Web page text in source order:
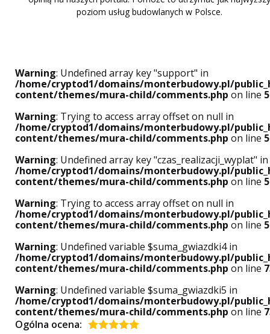
poziom usług budowlanych w Polsce.
Warning: Undefined array key "support" in
/home/cryptod1/domains/monterbudowy.pl/
content/themes/mura-child/comments.php on line
Warning: Trying to access array offset on null in
/home/cryptod1/domains/monterbudowy.pl/
content/themes/mura-child/comments.php on line
Warning: Undefined array key "czas_realizacji_wyplat" in
/home/cryptod1/domains/monterbudowy.pl/
content/themes/mura-child/comments.php on line
Warning: Trying to access array offset on null in
/home/cryptod1/domains/monterbudowy.pl/
content/themes/mura-child/comments.php on line
Warning: Undefined variable $suma_gwiazdki4 in
/home/cryptod1/domains/monterbudowy.pl/
content/themes/mura-child/comments.php on line
Warning: Undefined variable $suma_gwiazdki5 in
/home/cryptod1/domains/monterbudowy.pl/
content/themes/mura-child/comments.php on line
Ogólna ocena: